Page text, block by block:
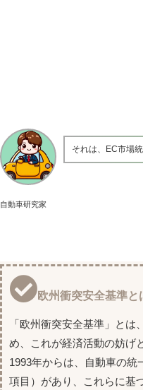
自動車研究家
それは、EC市場
欧州衝突安全基準と
「欧州衝突安全基準」と
め、これが経済活動の妨げ
1993年からは、自動車の
項目）があり、これらに基